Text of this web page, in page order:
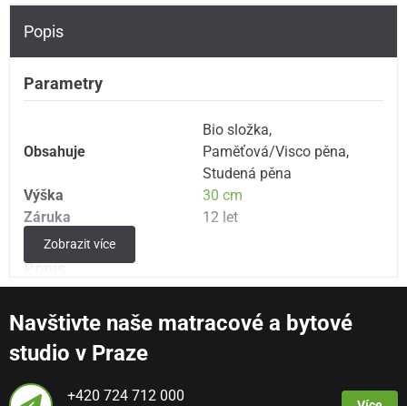
Popis
Parametry
Obsahuje
Bio složka,
Paměťová/Visco pěna,
Studená pěna
Výška
30 cm
Záruka
12 let
Popis
Matrace obsahuje pěnu EcoGreen s extrakty ze sóji pro
ortopedickou podporu a navíc je jádro obaleno v potahu
ze 100% bavlny.
Kolekce TOSCANA je řešením pro zastánce eko trendů,
Zobrazit více
Navštivte naše matracové a bytové
studio v Praze
+420 724 712 000